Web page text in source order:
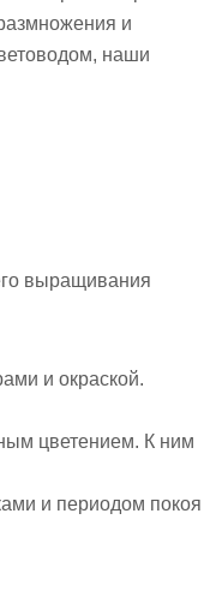
и
наши
выращивания
и окраской.
цветением. К ним
и периодом покоя